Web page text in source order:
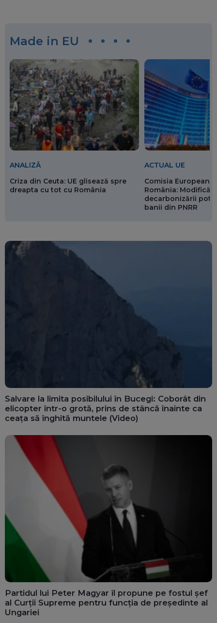
Made in EU
ANALIZĂ
Criza din Ceuta: UE glisează spre
dreapta cu tot cu România
ACTUAL UE
Comisia Europeană
România:
decarbonizării pot
banii din PNRR
Salvare la limita posibilului în Bucegi: Coborât din
elicopter într-o grotă, prins de stâncă înainte ca
ceața să înghită muntele (Video)
Partidul lui Peter Magyar îl propune pe fostul șef
al Curții Supreme pentru funcția de președinte al
Ungariei